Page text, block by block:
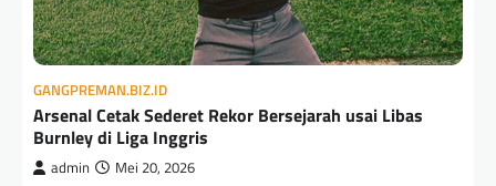
GANGPREMAN.BIZ.ID
Arsenal Cetak Sederet Rekor Bersejarah usai Libas
Burnley di Liga Inggris
admin Mei 20, 2026